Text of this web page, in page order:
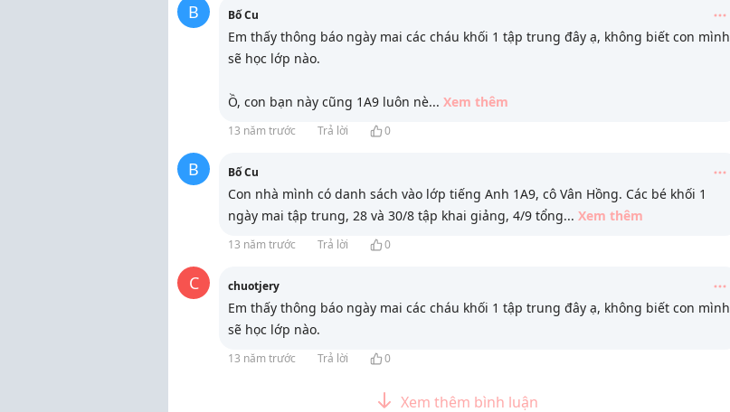
B Bố Cu
Em thấy thông báo ngày mai các cháu khối 1 tập trung đây ạ, không biết con mình
sẽ học lớp nào.
Ồ, con bạn này cũng 1A9 luôn nè... Xem thêm
13 năm trước Trả lời 0
B Bố Cu
Con nhà mình có danh sách vào lớp tiếng Anh 1A9, cô Vân Hồng. Các bé khối 1
ngày mai tập trung, 28 và 30/8 tập khai giảng, 4/9 tổng... Xem thêm
13 năm trước Trả lời 0
C chuotjery
Em thấy thông báo ngày mai các cháu khối 1 tập trung đây ạ, không biết con mình
sẽ học lớp nào.
13 năm trước Trả lời 0
Xem thêm bình luận